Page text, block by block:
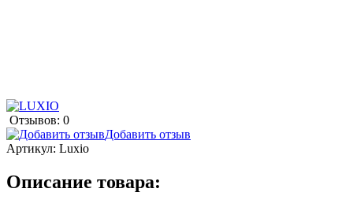
Отзывов: 0
Добавить отзыв
Артикул: Luxio
Описание товара: